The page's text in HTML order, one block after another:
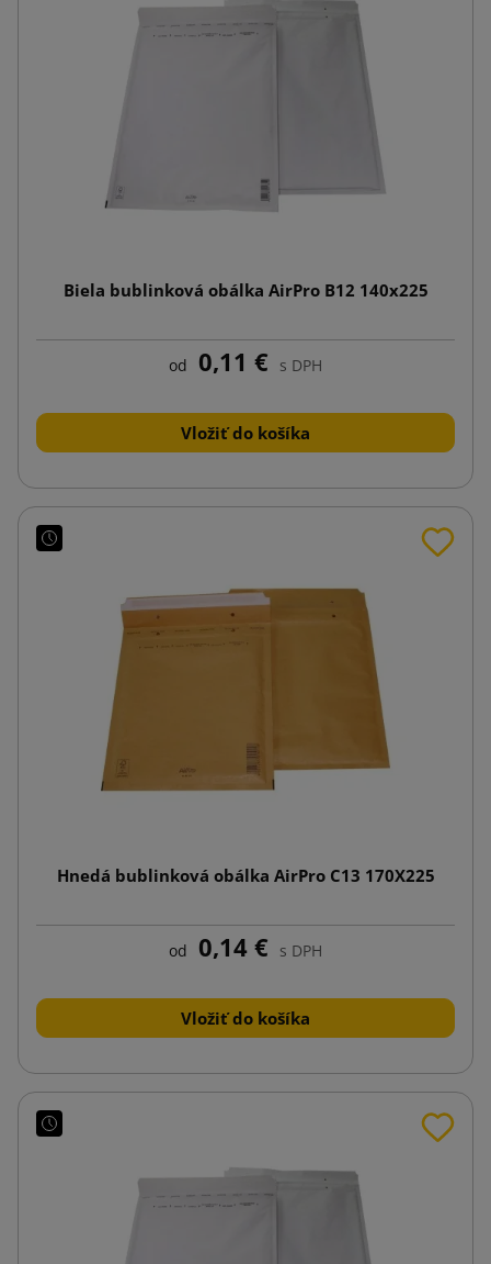
Biela bublinková obálka AirPro B12 140x225
od 0,11 € s DPH
Vložiť do košíka
Hnedá bublinková obálka AirPro C13 170X225
od 0,14 € s DPH
Vložiť do košíka